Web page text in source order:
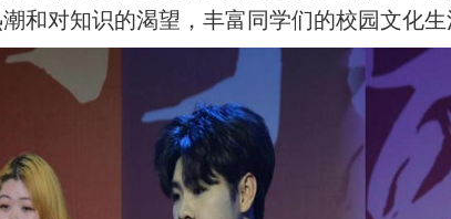
和对知识的渴望，丰富同学们的校园文化生